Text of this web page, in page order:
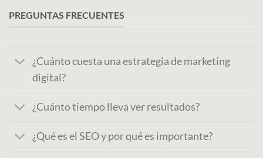
PREGUNTAS FRECUENTES
¿Cuánto cuesta una estrategia de marketing
digital?
¿Cuánto tiempo lleva ver resultados?
¿Qué es el SEO y por qué es importante?